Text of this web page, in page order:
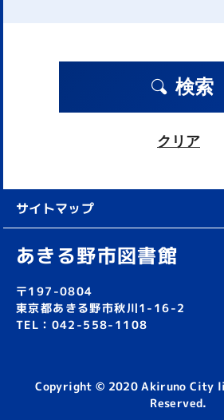
検索
クリア
サイトマップ
あきる野市図書館
〒197-0804
東京都あきる野市秋川1-16-2
TEL：042-558-1108
Copyright © 2020 Akiruno City
Reserved.